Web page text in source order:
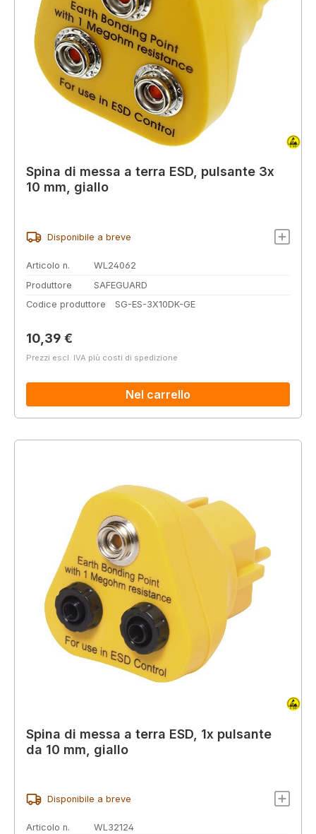
Spina di messa a terra ESD, pulsante 3x
10 mm, giallo
Disponibile a breve
Articolo n.
WL24062
Produttore
SAFEGUARD
Codice produttore
SG-ES-3X10DK-GE
Prezzo normale:
10,39 €
Prezzi escl. IVA più costi di spedizione
Nel carrello
Spina di messa a terra ESD, 1x pulsante
da 10 mm, giallo
Disponibile a breve
Articolo n.
WL32124